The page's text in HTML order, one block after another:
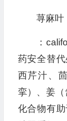
荨麻叶
：
药安全替
西芹汁、
挛）、姜
化合物有